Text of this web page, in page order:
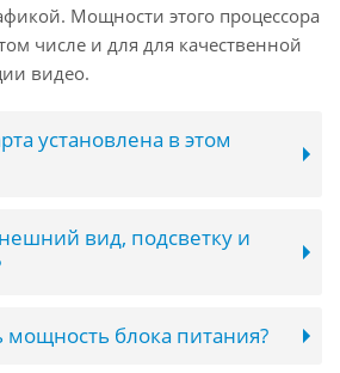
Мощности этого процессора
числе и для для качественной
видео.
установлена в этом
вид, подсветку и
мощность блока питания?